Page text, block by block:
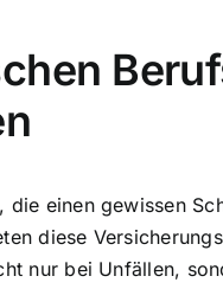
die einen gewissen
diese
nur bei Unfällen,